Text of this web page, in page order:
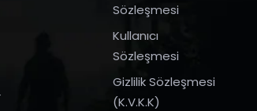
Sözleşmesi
Kullanıcı
Sözleşmesi
Gizlilik Sözleşmesi
(K.V.K.K)